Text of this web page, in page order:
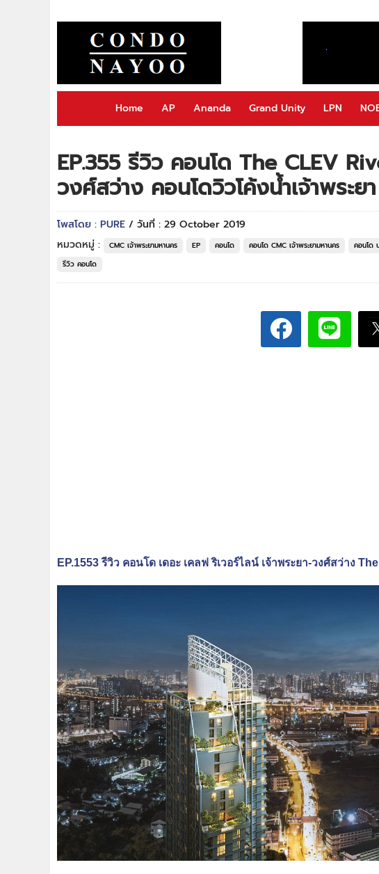
Home AP Ananda Grand Unity LPN
EP.355 รีวิว คอนโด The CLEV
วงศ์สว่าง คอนโดวิวโค้งน้ำเจ้าพระ
โพสโดย : PURE / วันที่ : 29 October 2019
หมวดหมู่ :
CMC เจ้าพระยามหานคร EP คอนโด คอนโด CMC เจ้าพระยามหานคร คอนโด
รีวิว คอนโด
EP.1553 รีวิว คอนโด เดอะ เคลฟ ริเวอร์ไลน์ เจ้าพระยา-วงศ์สว่าง